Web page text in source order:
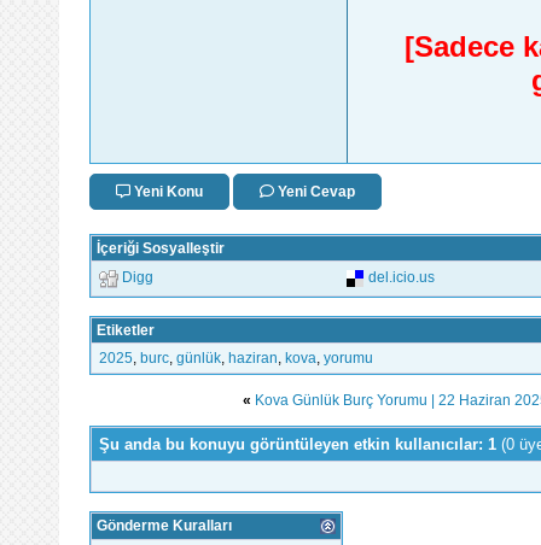
[Sadece
Yeni Konu Yeni Cevap
İçeriği Sosyalleştir
Digg del.icio.us
Etiketler
2025
burc günlük haziran kova yorumu
« Kova Günlük Burç Yorumu | 22 Haziran
Şu anda bu konuyu görüntüleyen etkin kullanıcılar: 1 (0
Gönderme Kuralları